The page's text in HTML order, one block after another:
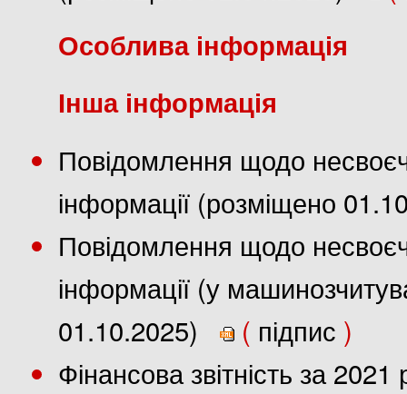
Особлива інформація
Інша інформація
Повідомлення щодо
інформації (розміщено
Повідомлення щодо
інформації (у
01.10.2025)
( підпис )
Фінансова звітність за